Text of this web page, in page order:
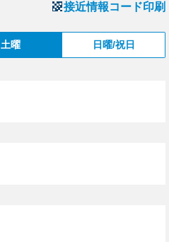
接近情報コード印刷
土曜 日曜/祝日